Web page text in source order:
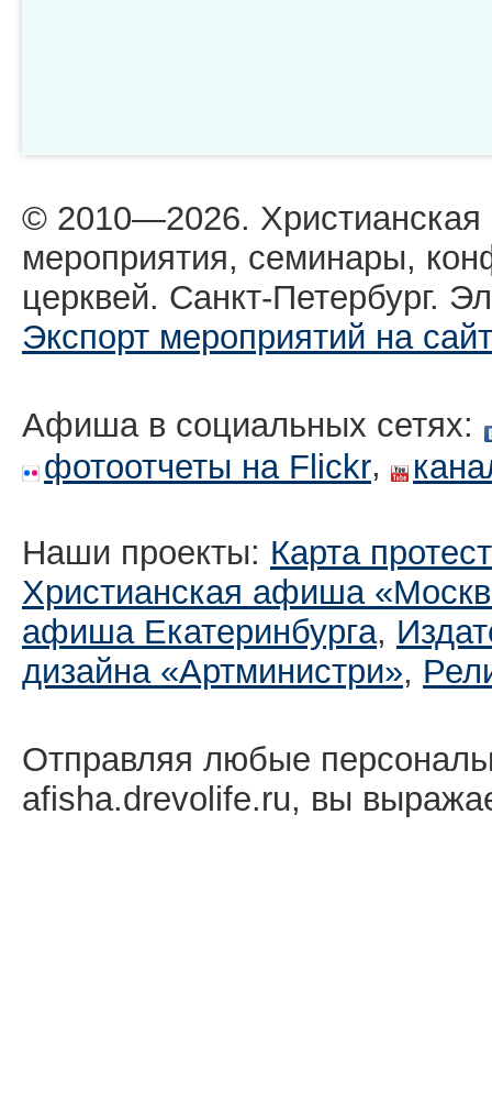
© 2010—2026.
мероприятия, семинары,
церквей. Санкт-Петербург.
Экспорт мероприятий на сайт
Афиша в социальных сетях:
фотоотчеты на Flickr,
Наши проекты: Карта
Христианская афиша
афиша Екатеринбургa,
дизайна «Артминистри»,
Отправляя любые
afisha.drevolife.ru, вы